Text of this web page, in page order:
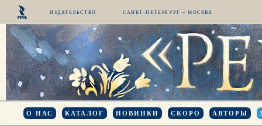
ИЗДАТЕЛЬСТВО САНКТ-ПЕТЕРБУРГ – МОСКВА
О НАС КАТАЛОГ НОВИНКИ СКОРО АВТОРЫ